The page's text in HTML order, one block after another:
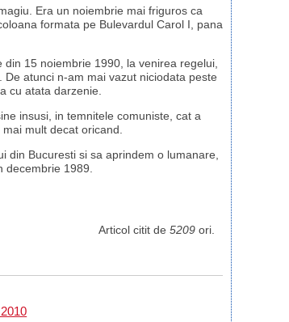
Era un noiembrie mai friguros ca
formata pe Bulevardul Carol I, pana
15 noiembrie 1990, la venirea regelui,
De atunci n-am mai vazut niciodata peste
cu atata darzenie.
insusi, in temnitele comuniste, cat a
mult decat oricand.
din Bucuresti si sa aprindem o lumanare,
1989.
Articol citit de 5209 ori.